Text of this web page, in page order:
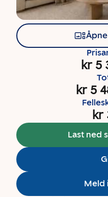
kr 5
kr 5
kr
Last ned
Meld